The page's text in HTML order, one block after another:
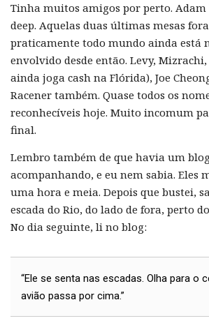
Tinha muitos amigos por perto. Adam
deep. Aquelas duas últimas mesas
praticamente todo mundo ainda está
envolvido desde então. Levy,
ainda joga cash na Flórida), Joe
Racener também. Quase todos os
reconhecíveis hoje. Muito incomum
final.
Lembro também de que havia um
acompanhando, e eu nem sabia. Eles
uma hora e meia. Depois que bustei,
escada do Rio, do lado de fora, perto
No dia seguinte, li no blog:
“Ele se senta nas escadas. Olha para o
avião passa por cima.”